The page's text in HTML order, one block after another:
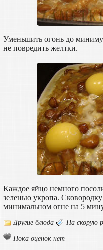
Уменьшить огонь до
не повредить желтки.
Каждое яйцо немного
зеленью укропа.
минимальном огне на 5
Другие блюда На скорую
Пока оценок нет